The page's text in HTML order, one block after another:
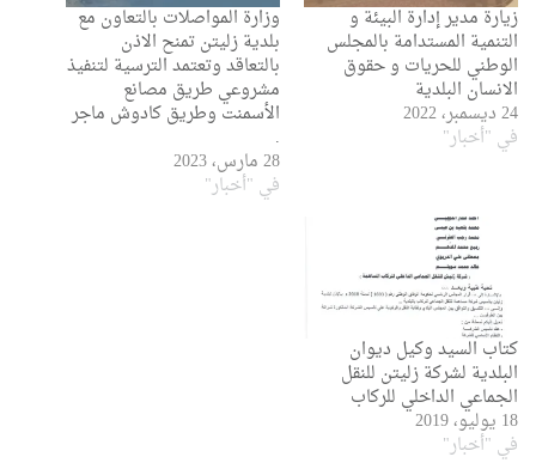
زيارة مدير إدارة البيئة و
التنمية المستدامة بالمجلس
الوطني للحريات و حقوق
الانسان البلدية
24 ديسمبر، 2022
في "أخبار"
وزارة المواصلات بالتعاون مع
بلدية زليتن تمنح الاذن
بالتعاقد وتعتمد الترسية لتنفيذ
مشروعي طريق مصانع
الأسمنت وطريق كادوش ماجر
.
28 مارس، 2023
في "أخبار"
كتاب السيد وكيل ديوان
البلدية لشركة زليتن للنقل
الجماعي الداخلي للركاب
18 يوليو، 2019
في "أخبار"